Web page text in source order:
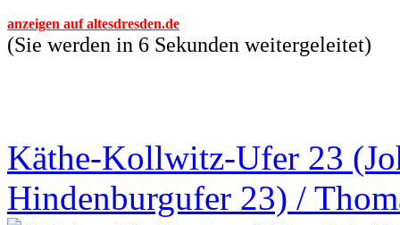
anzeigen auf altesdresden.de
(Sie werden in 6 Sekunden weitergeleitet)
Käthe-Kollwitz-Ufer 23
Hindenburgufer 23) /